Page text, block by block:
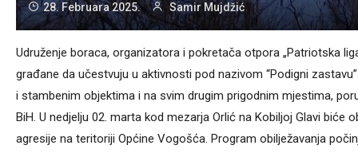
28. Februara 2025. Samir Mujdžić
Udruženje boraca, organizatora i pokretača otpora „Patriotska
građane da učestvuju u aktivnosti pod nazivom “Podigni
i stambenim objektima i na svim drugim prigodnim mjestima,
BiH. U nedjelju 02. marta kod mezarja Orlić na Kobiljoj Glavi
agresije na teritoriji Općine Vogošća. Program obilježavanja